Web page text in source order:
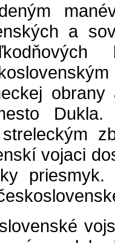
a
vojaci